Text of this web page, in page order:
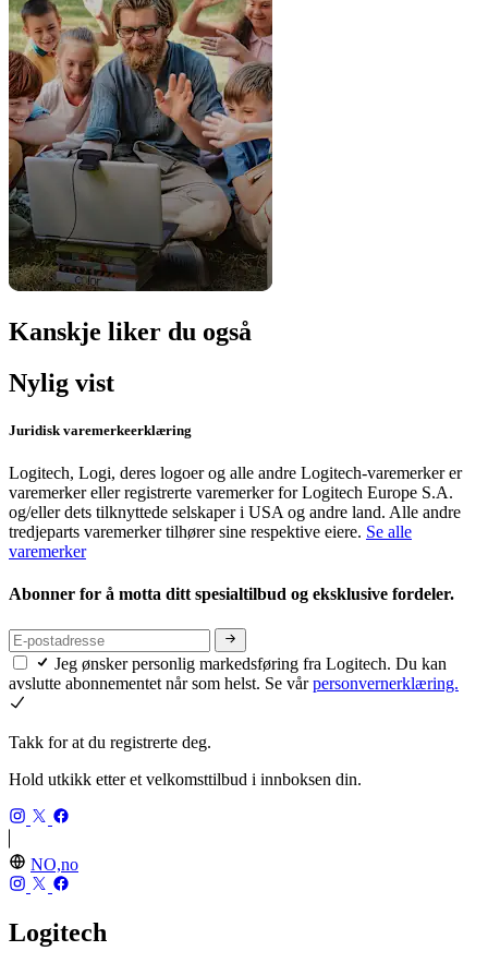
Kanskje liker du også
Nylig vist
Juridisk varemerkeerklæring
Logitech, Logi, deres logoer og alle andre Logitech-varemerker er
varemerker eller registrerte varemerker for Logitech Europe S.A.
og/eller dets tilknyttede selskaper i USA og andre land. Alle andre
tredjeparts varemerker tilhører sine respektive eiere. Se alle
varemerker
Abonner for å motta ditt spesialtilbud og eksklusive fordeler.
Jeg ønsker personlig markedsføring fra Logitech. Du kan
avslutte abonnementet når som helst. Se vårpersonvernerklæring.
Takk for at du registrerte deg.
Hold utkikk etter et velkomsttilbud i innboksen din.
NO,no
Logitech